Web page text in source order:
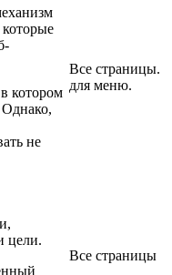
которые
котором
не
Все страницы.
для меню.
цели.
Все страницы